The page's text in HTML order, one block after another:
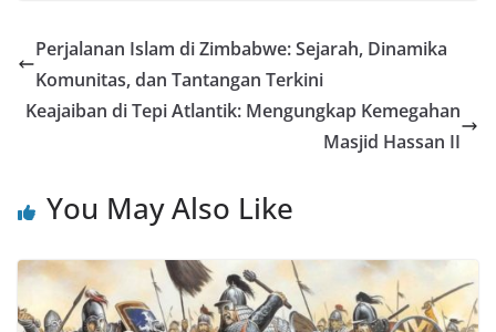
Perjalanan Islam di Zimbabwe: Sejarah, Dinamika
Komunitas, dan Tantangan Terkini
Keajaiban di Tepi Atlantik: Mengungkap Kemegahan
Masjid Hassan II
You May Also Like